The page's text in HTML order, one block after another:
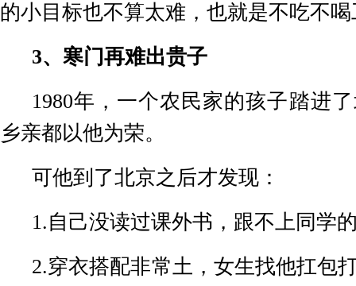
的小目标也不算太难，也就是不吃不
3、寒门再难出贵子
1980年，一个农民家的孩子踏进
乡亲都以他为荣。
可他到了北京之后才发现：
1.自己没读过课外书，跟不上同学
2.穿衣搭配非常土，女生找他扛包